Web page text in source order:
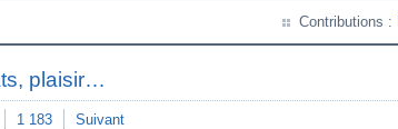
Contributions :
plaisir…
1 183 Suivant